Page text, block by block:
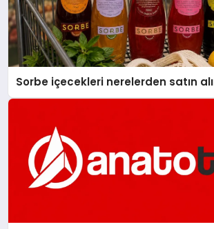
Sorbe içecekleri nerelerden satın